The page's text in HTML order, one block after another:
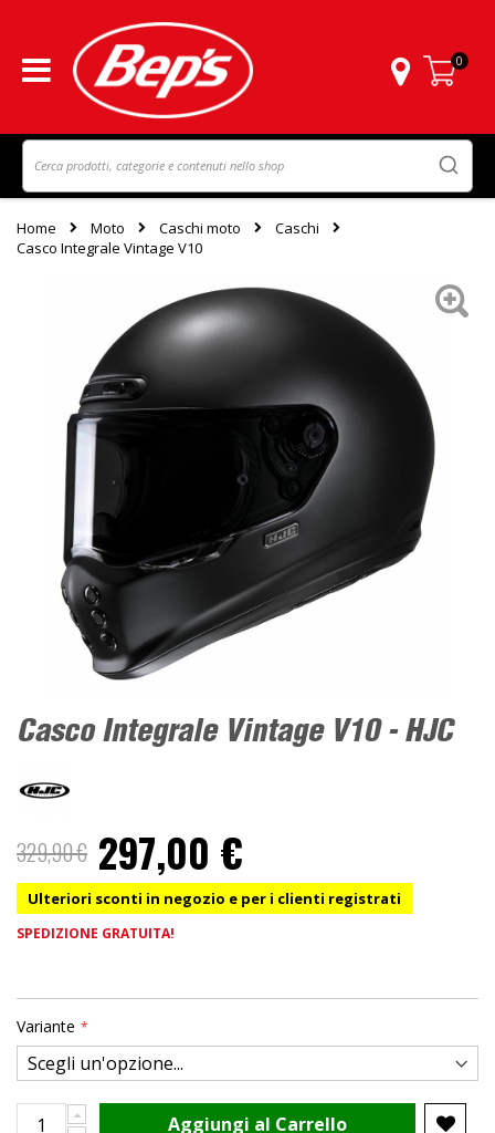
Carrello
0
Home Moto Caschi moto
Caschi
Casco Integrale Vintage V10
Casco Integrale Vintage V10 - HJC
329,90 € 297,00 €
Ulteriori sconti in negozio e per i clienti registrati
SPEDIZIONE GRATUITA!
Variante
Aggiungi al Carrello